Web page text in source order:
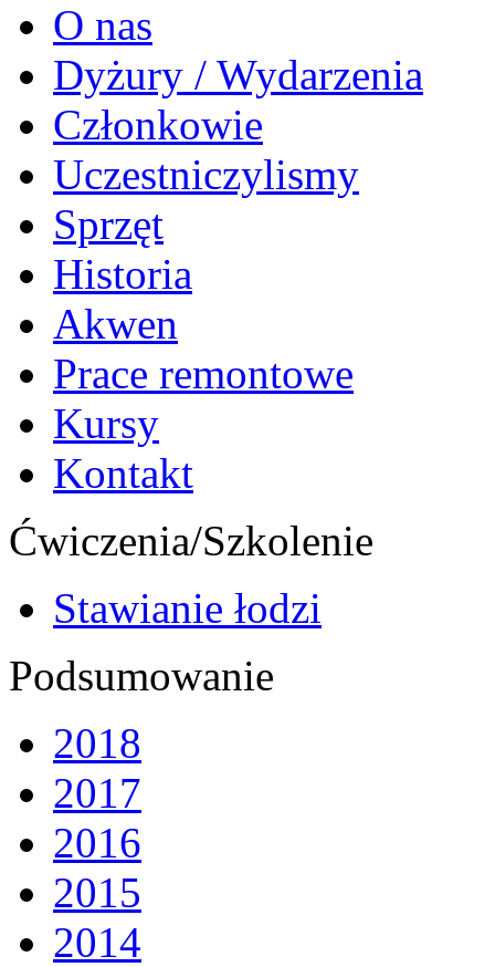
O nas
Dyżury / Wydarzenia
Członkowie
Uczestniczylismy
Sprzęt
Historia
Akwen
Prace remontowe
Kursy
Kontakt
Ćwiczenia/Szkolenie
Stawianie łodzi
Podsumowanie
2018
2017
2016
2015
2014